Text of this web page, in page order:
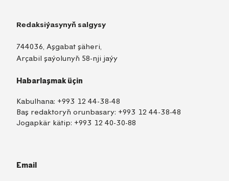
Redaksiýasynyň salgysy
744036, Aşgabat şäheri,
Arçabil şaýolunyň 58-nji jaýy
Habarlaşmak üçin
Kabulhana: +993 12 44-38-48
Baş redaktoryň orunbasary: +993 12 44-38-48
Jogapkär kätip: +993 12 40-30-88
Email